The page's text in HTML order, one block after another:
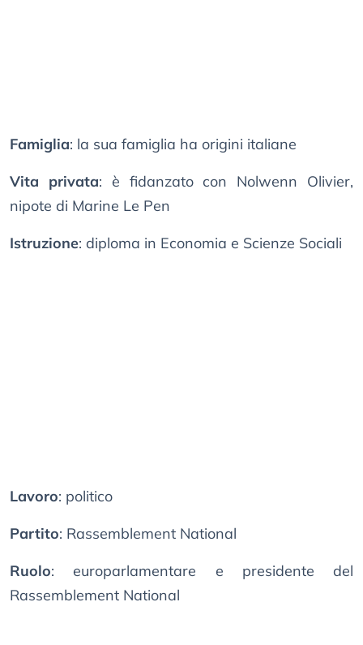
Famiglia: la sua famiglia ha origini italiane
Vita privata: è fidanzato con Nolwenn Olivier,
nipote di Marine Le Pen
Istruzione: diploma in Economia e Scienze Sociali
Lavoro: politico
Partito: Rassemblement National
Ruolo: europarlamentare e presidente del
Rassemblement National